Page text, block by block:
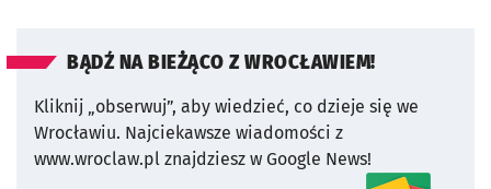
BĄDŹ NA BIEŻĄCO Z WROCŁAWIEM!
Kliknij „obserwuj”, aby wiedzieć, co dzieje się we
Wrocławiu. Najciekawsze wiadomości z
www.wroclaw.pl znajdziesz w Google News!